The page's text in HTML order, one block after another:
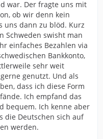
war. Der fragte uns mit
ob wir denn kein
uns dann zu blöd. Kurz
Schweden swisht man
einfaches Bezahlen via
Bankkonto,
sehr weit
genutzt. Und als
dass ich diese Form
Ich empfand das
bequem. Ich kenne aber
die Deutschen sich auf
werden.